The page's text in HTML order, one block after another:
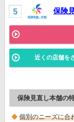
保険
近くの店舗を
保険見直し本舗の
個別のニーズに合